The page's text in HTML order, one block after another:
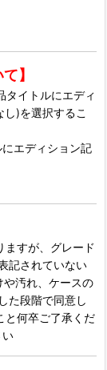
】
タイトルにエディ
)を選択するこ
エディション記
ますが、グレード
記されていない
や汚れ、ケースの
た段階で同意し
と何卒ご了承くだ
い